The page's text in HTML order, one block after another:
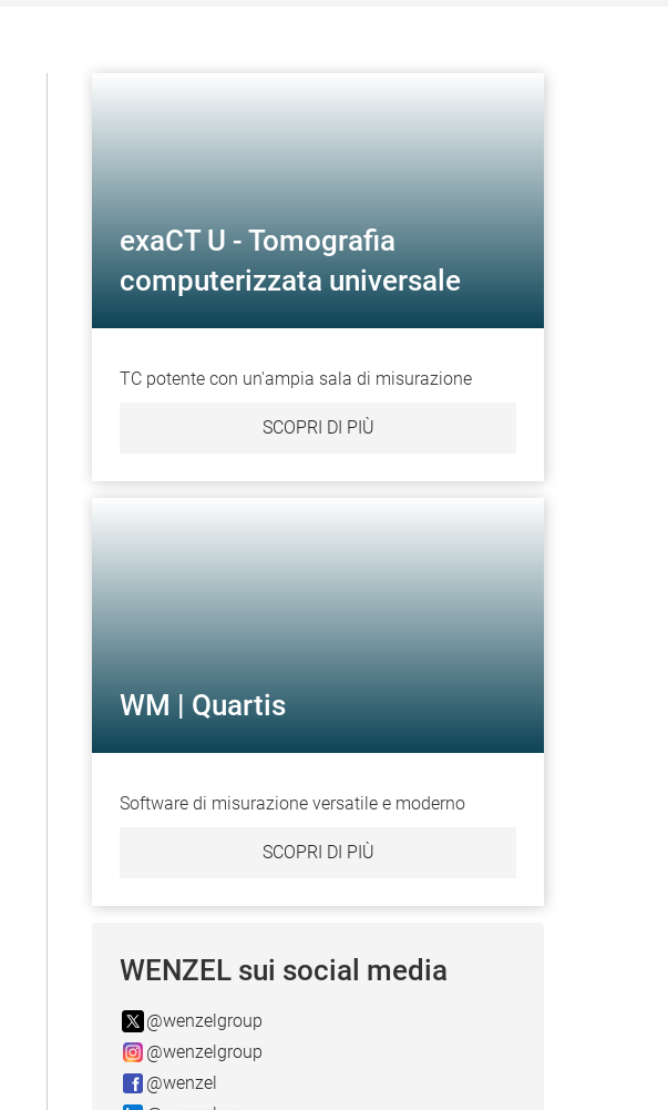
exaCT U - Tomografia
computerizzata universale
TC potente con un'ampia sala di misurazione
SCOPRI DI PIÙ
WM | Quartis
Software di misurazione versatile e moderno
SCOPRI DI PIÙ
WENZEL sui social media
@wenzelgroup
@wenzelgroup
@wenzel